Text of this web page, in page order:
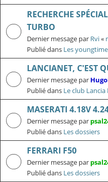
RECHERCHE
TURBO
Dernier message par Rvi«
Publié dans Les
LANCIANET, C'EST
Dernier message par
Publié dans Le club Lancia
MASERATI 4.18V
Dernier message par
Publié dans Les dossiers
FERRARI F50
Dernier message par
Publié dans Les dossiers